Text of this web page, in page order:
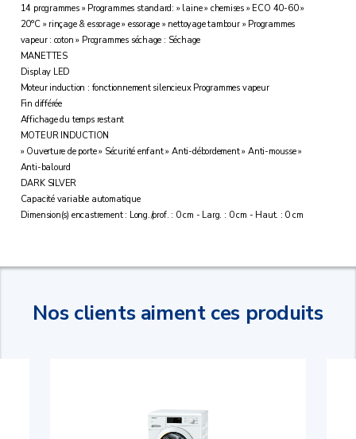
14 programmes » Programmes standard: » laine » chemises » ECO 40-60 »
20°C » rinçage & essorage » essorage » nettoyage tambour » Programmes
vapeur : coton » Programmes séchage : Séchage
MANETTES
Display LED
Moteur induction : fonctionnement silencieux Programmes vapeur
Fin différée
Affichage du temps restant
MOTEUR INDUCTION
» Ouverture de porte » Sécurité enfant » Anti-débordement » Anti-mousse »
Anti-balourd
DARK SILVER
Capacité variable automatique
Dimension(s) encastrement : Long./prof. : 0 cm - Larg. : 0 cm - Haut. : 0 cm
Nos clients aiment ces produits